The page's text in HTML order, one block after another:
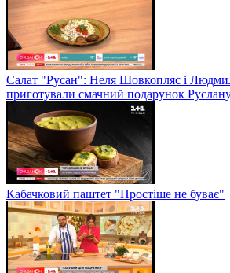
Салат "Русан": Неля Шовкопляс і
приготували смачний подарунок
Кабачковий паштет "Простіше не буває"